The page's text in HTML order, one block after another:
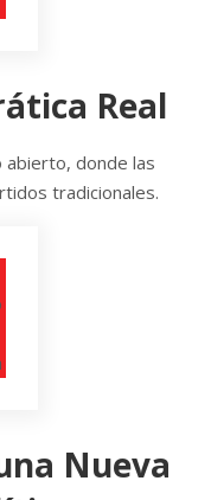
Real
donde las
tradicionales.
Nueva